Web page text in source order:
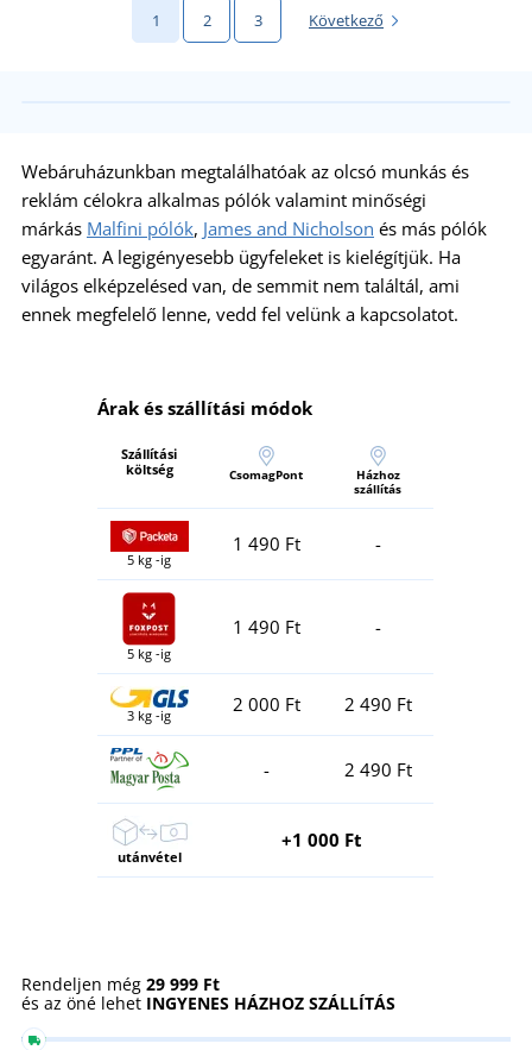
1 2 3 Következő
Webáruházunkban megtalálhatóak az olcsó munkás és
reklám célokra alkalmas pólók valamint minőségi
márkás Malfini pólók, James and Nicholson és más pólók
egyaránt. A legigényesebb ügyfeleket is kielégítjük. Ha
világos elképzelésed van, de semmit nem találtál, ami
ennek megfelelő lenne, vedd fel velünk a kapcsolatot.
Árak és szállítási módok
Szállítási
költség
CsomagPont
Házhoz
szállítás
5 kg -ig
1 490 Ft -
5 kg -ig
1 490 Ft -
3 kg -ig 2 000 Ft 2 490 Ft
- 2 490 Ft
utánvétel
+1 000 Ft
Rendeljen még 29 999 Ft
és az öné lehet INGYENES HÁZHOZ SZÁLLÍTÁS